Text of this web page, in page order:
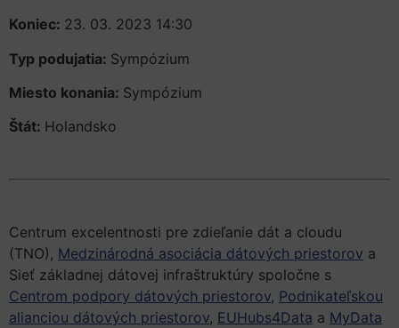
Koniec: 23. 03. 2023 14:30
Typ podujatia: Sympózium
Miesto konania: Sympózium
Štát: Holandsko
Centrum excelentnosti pre zdieľanie dát a cloudu
(TNO), Medzinárodná asociácia dátových priestorov a
Sieť základnej dátovej infraštruktúry spoločne s
Centrom podpory dátových priestorov, Podnikateľskou
alianciou dátových priestorov, EUHubs4Data a MyData